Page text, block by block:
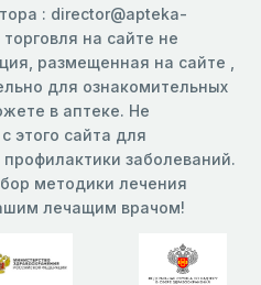
: director@apteka-
на сайте не
размещенная на сайте ,
для ознакомительных
в аптеке. Не
этого сайта для
заболеваний.
методики лечения
лечащим врачом!